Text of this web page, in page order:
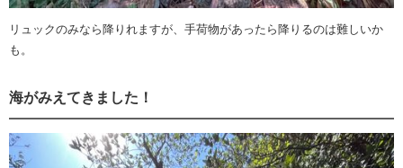
リュックのみなら降りれますが、手荷物があったら降りるのは難しいか
も。
海がみえてきました！